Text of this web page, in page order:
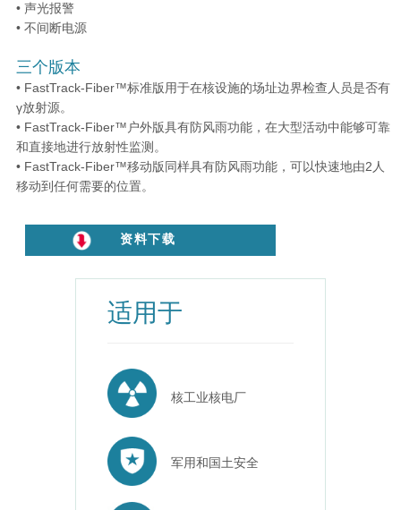
• 声光报警
• 不间断电源
三个版本
• FastTrack-Fiber™标准版用于在核设施的场址边界检查人员是否有
γ放射源。
• FastTrack-Fiber™户外版具有防风雨功能，在大型活动中能够可靠
和直接地进行放射性监测。
• FastTrack-Fiber™移动版同样具有防风雨功能，可以快速地由2人
移动到任何需要的位置。
资料下载
适用于
核工业核电厂
军用和国土安全